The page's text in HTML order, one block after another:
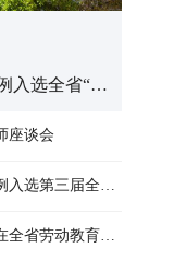
喜报｜福建师范大学附属中学案例入选全省“人工智能+教育”典型案例
座谈会
福建师范大学附属中学姚章老师课例入选第三届全国中小学思政课教师教学基本功展示交流活动典型案例
福建师范大学附属中学余凤梅老师在全省劳动教育优秀课例评选中荣获三等奖